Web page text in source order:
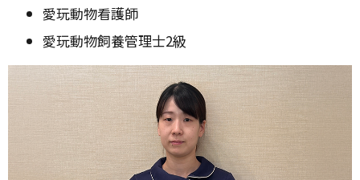
愛玩動物看護師
愛玩動物飼養管理士2級